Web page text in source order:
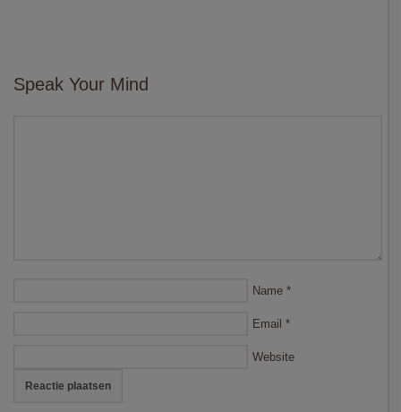
Speak Your Mind
Name *
Email *
Website